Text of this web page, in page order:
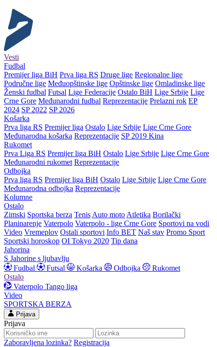
Vesti
Fudbal
Premijer liga BiH Prva liga RS Druge lige Regionalne lige
Područne lige Međuopštinske lige Opštinske lige Omladinske lige
Ženski fudbal Futsal Lige Federacije Ostalo BiH Lige Srbije Lige
Crne Gore Međunarodni fudbal Reprezentacije Prelazni rok EP
2024 SP 2022 SP 2026
Košarka
Prva liga RS Premijer liga Ostalo Lige Srbije Lige Crne Gore
Međunarodna košarka Reprezentacije SP 2019 Kina
Rukomet
Prva Liga RS Premijer liga BiH Ostalo Lige Srbije Lige Crne Gore
Međunarodni rukomet Reprezentacije
Odbojka
Prva liga RS Premijer liga BiH Ostalo Lige Srbije Lige Crne Gore
Međunarodna odbojka Reprezentacije
Kolumne
Ostalo
Zimski Sportska berza Tenis Auto moto Atletika Borilački
Planinarenje Vaterpolo Vaterpolo - lige Crne Gore Sportovi na vodi
Video Vremeplov Ostali sportovi Info BET Naš stav Promo Sport
Sportski horoskop OI Tokyo 2020 Tip dana
Jahorina
S Jahorine s ljubavlju
Fudbal
Futsal Košarka Odbojka
Rukomet
Ostalo
Vaterpolo Tango liga
Video
SPORTSKA BERZA
Prijava
Prijava
Zaboravljena lozinka? Registracija